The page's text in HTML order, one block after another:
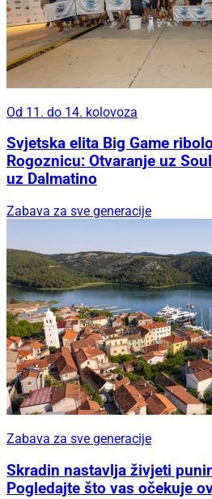
Od 11. do 14. kolovoza
Svjetska elita Big Game
Rogoznicu: Otvaranje uz
uz Dalmatino
Zabava za sve generacije
Zabava za sve generacije
Skradin nastavlja živjeti
Pogledajte što vas očekuje